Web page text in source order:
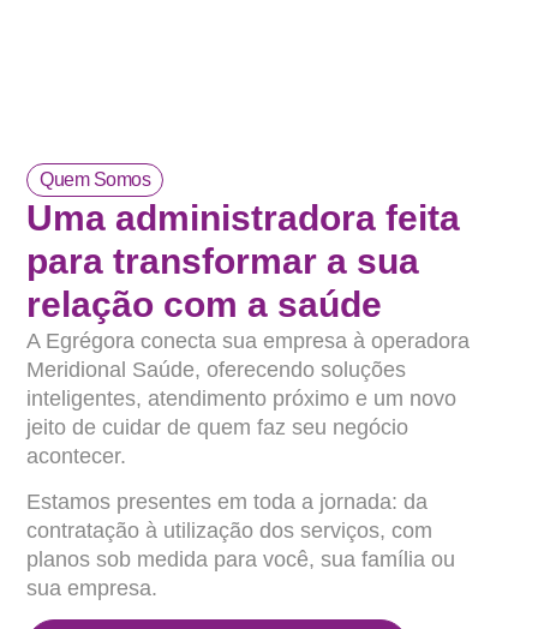
Quem Somos
Uma administradora feita
para transformar a sua
relação com a saúde
A Egrégora conecta sua empresa à operadora
Meridional Saúde, oferecendo soluções
inteligentes, atendimento próximo e um novo
jeito de cuidar de quem faz seu negócio
acontecer.
Estamos presentes em toda a jornada: da
contratação à utilização dos serviços, com
planos sob medida para você, sua família ou
sua empresa.